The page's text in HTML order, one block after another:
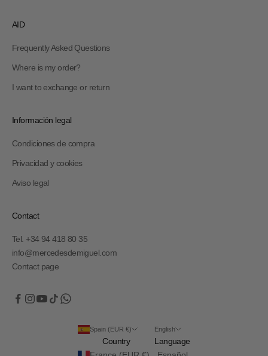
AID
Frequently Asked Questions
Where is my order?
I want to exchange or return
Información legal
Condiciones de compra
Privacidad y cookies
Aviso legal
Contact
Tel. +34 94 418 80 35
info@mercedesdemiguel.com
Contact page
Spain (EUR €)
Country
English
Language